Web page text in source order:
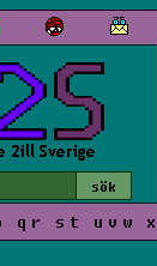
q r s t u v w x